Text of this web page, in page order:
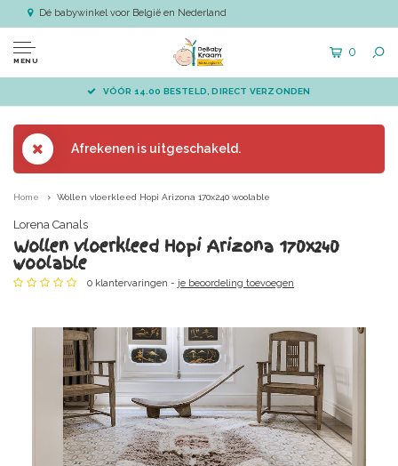
Dé babywinkel voor België en Nederland
MENU
0
VÓÓR 14.00 BESTELD, DIRECT VERZONDEN
Afrekenen is uitgeschakeld.
Home Wollen vloerkleed Hopi Arizona 170x240 woolable
Lorena Canals
Wollen vloerkleed Hopi Arizona 170x240
woolable
0 klantervaringen - je beoordeling toevoegen